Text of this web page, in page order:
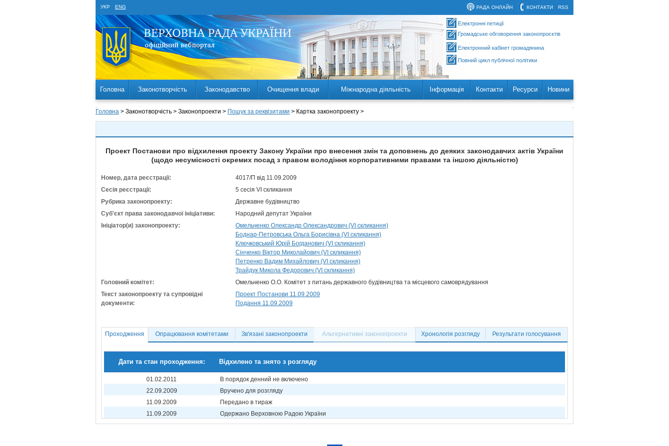
УКР ENG RSS
КОНТАКТИ
РАДА ОНЛАЙН
Електронні петиції
Громадське обговорення законопроєктів
Електронний кабінет громадянина
Повний цикл публічної політики
Головна Законотворчість Законодавство Очищення влади Міжнародна діяльність Інформація Контакти Ресурси Новини
Головна > Законотворчість > Законопроекти > Пошук за реквізитами > Картка законопроекту >
Проект Постанови про відхилення проекту Закону України про внесення змін та доповнень до деяких законодавчих актів України
(щодо несумісності окремих посад з правом володіння корпоративними правами та іншою діяльністю)
Номер, дата реєстрації:
4017/П від 11.09.2009
Сесія реєстрації:
5 сесія VI скликання
Рубрика законопроекту:
Державне будівництво
Суб'єкт права законодавчої ініціативи:
Народний депутат України
Ініціатор(и) законопроекту:
Омельченко Олександр Олександрович (VI скликання)
Боднар-Петровська Ольга Борисівна (VI скликання)
Ключковський Юрій Богданович (VI скликання)
Сінченко Віктор Миколайович (VI скликання)
Петренко Вадим Михайлович (VI скликання)
Трайдук Микола Федорович (VI скликання)
Головний комітет:
Омельченко О.О. Комітет з питань державного будівництва та місцевого самоврядування
Текст законопроекту та супровідні
документи:
Проект Постанови 11.09.2009
Подання 11.09.2009
Проходження Опрацювання комітетами Зв'язані законопроекти Альтернативні законопроекти Хронологія розгляду Результати голосування
Дати та стан проходження: Відхилено та знято з розгляду
01.02.2011
В порядок денний не включено
22.09.2009
Вручено для розгляду
11.09.2009
Передано в тираж
11.09.2009
Одержано Верховною Радою України